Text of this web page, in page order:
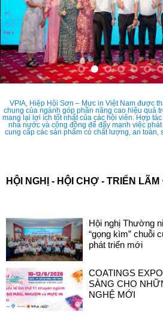
VPIA, Hiệp Hội Sơn – Mực in Việt Nam được
chung của ngành góp phần nâng cao hiệu quả
mang lại lợi ích tốt nhất của các hội viên. Hợp
nhà nước và cộng đồng để đẩy mạnh việc
cung cấp các sản phẩm có chất lượng, an toàn,
HỘI NGHỊ - HỘI CHỢ - TRIỂN LÃM
Hội nghị Thường
“gọng kìm” chuỗi
phát triển mới
COATINGS
SÀNG CHO
NGHỆ MỚI